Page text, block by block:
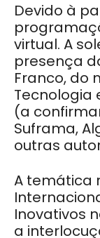
Devido à
virtual. A
presença
Franco, do
Tecnologia
(a
Suframa,
outras
A temática
Inovativos
a